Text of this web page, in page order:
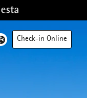
Check-in Online